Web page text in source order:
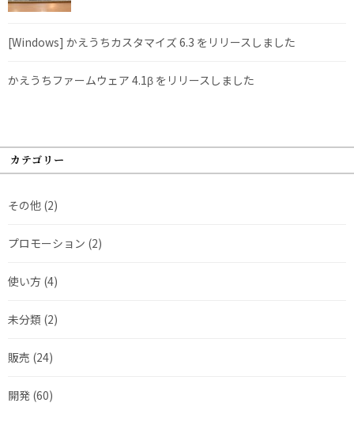
[Windows] かえうちカスタマイズ 6.3 をリリースしました
かえうちファームウェア 4.1β をリリースしました
カテゴリー
その他 (2)
プロモーション (2)
使い方 (4)
未分類 (2)
販売 (24)
開発 (60)